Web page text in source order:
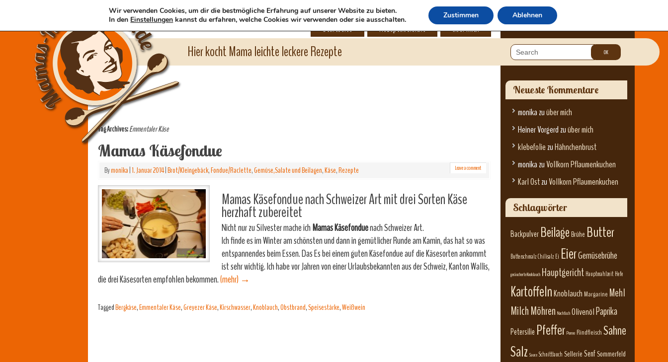
Hier kocht Mama leichte leckere Rezepte
Startseite Rezeptübersicht über mich
Tag Archives:Emmentaler Käse
Mamas Käsefondue
Bymonika|1. Januar 2014|Brot/Kleingebäck,Fondue/Raclette,Gemüse,Salate und Beilagen,Käse,Rezepte Leave a comment
Mamas Käsefondue nach Schweizer Art mit drei Sorten Käse
herzhaft zubereitet
Nicht nur zu Silvester mache ichMamas Käsefonduenach Schweizer Art.
Ich finde es im Winter am schönsten und dann in gemütlicher Runde am Kamin, das hat so was
entspannendes beim Essen. Das Es bei einem guten Käsefondue auf die Käsesorten ankommt
ist sehr wichtig. Ich habe vor Jahren von einer Urlaubsbekannten aus der Schweiz, Kanton Wallis,
die drei Käsesorten empfohlen bekommen.(mehr) →
TaggedBergkäse,Emmentaler Käse,Greyezer Käse,Kirschwasser,Knoblauch,Obstbrand,Speisestärke,Weißwein
Neueste Kommentare
monika zuüber mich
Heiner Vorgerd zuüber mich
klebefolie zuHähnchenbrust
monika zuVollkorn Pflaumenkuchen
Karl OstzuVollkorn Pflaumenkuchen
Schlagwörter
Backpulver BeilageBrühe Butter
ButterschmalzChilisalz Ei EierGemüsebrühe
geräucherte Knoblauch Hauptgericht Hauptmahlzeit Hefe
KartoffelnKnoblauch Margarine Mehl
MilchMöhren Nachtisch OlivenölPaprika
Petersilie Pfeffer Porree Rindfleisch Sahne
Salz Sauce Schnittlauch SellerieSenfSommerfeld
Wir verwenden Cookies, um dir die bestmögliche Erfahrung auf unserer Website zu bieten.
In den Einstellungen kannst du erfahren, welche Cookies wir verwenden oder sie ausschalten. Zustimmen Ablehnen